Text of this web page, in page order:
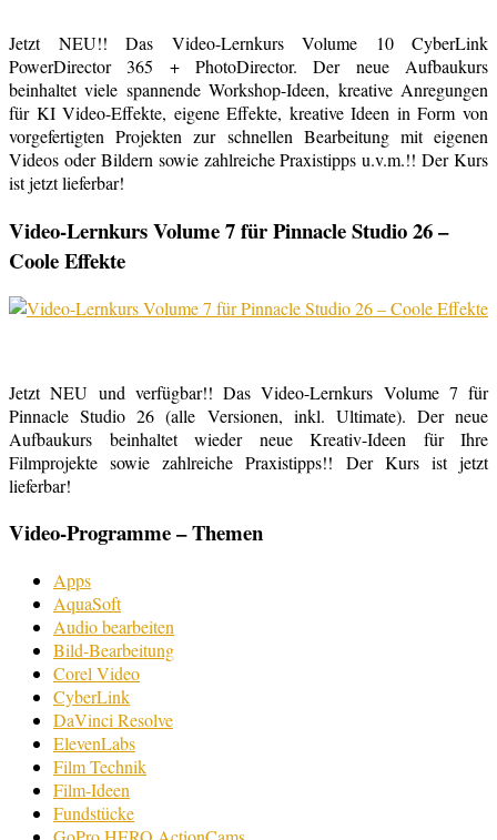
Jetzt NEU!! Das Video-Lernkurs Volume 10 CyberLink
PowerDirector 365 + PhotoDirector. Der neue Aufbaukurs
beinhaltet viele spannende Workshop-Ideen, kreative Anregungen
für KI Video-Effekte, eigene Effekte, kreative Ideen in Form von
vorgefertigten Projekten zur schnellen Bearbeitung mit eigenen
Videos oder Bildern sowie zahlreiche Praxistipps u.v.m.!! Der Kurs
ist jetzt lieferbar!
Video-Lernkurs Volume 7 für Pinnacle Studio 26 –
Coole Effekte
Jetzt NEU und verfügbar!! Das Video-Lernkurs Volume 7 für
Pinnacle Studio 26 (alle Versionen, inkl. Ultimate). Der neue
Aufbaukurs beinhaltet wieder neue Kreativ-Ideen für Ihre
Filmprojekte sowie zahlreiche Praxistipps!! Der Kurs ist jetzt
lieferbar!
Video-Programme – Themen
Apps
AquaSoft
Audio bearbeiten
Bild-Bearbeitung
Corel Video
CyberLink
DaVinci Resolve
ElevenLabs
Film Technik
Film-Ideen
Fundstücke